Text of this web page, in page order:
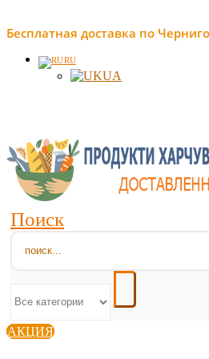
Бесплатная доставка по
RU
UA
Поиск
АКЦИЯ